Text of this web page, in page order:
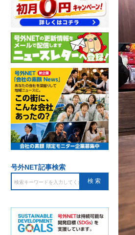
号外NET記事検索